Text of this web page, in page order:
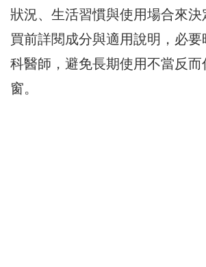
狀況、生活習慣與使用場合來決
買前詳閱成分與適用說明，必要
科醫師，避免長期使用不當反而
窗。